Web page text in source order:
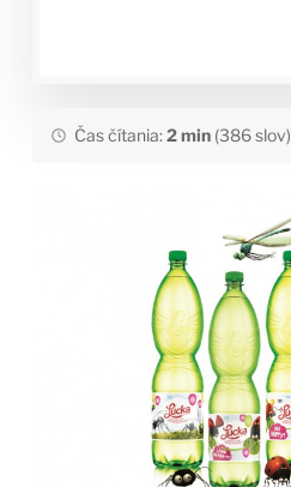
Čas čítania:2 min(386 slov)